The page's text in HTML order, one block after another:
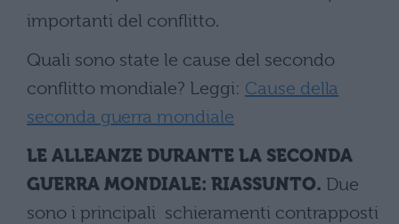
importanti del conflitto.
Quali sono state le cause del secondo
conflitto mondiale? Leggi: Cause della
seconda guerra mondiale
LE ALLEANZE DURANTE LA SECONDA
GUERRA MONDIALE: RIASSUNTO. Due
sono i principali schieramenti contrapposti